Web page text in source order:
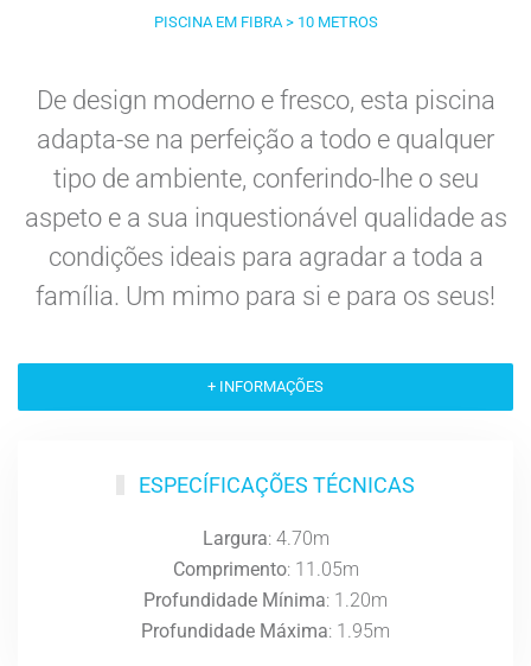
PISCINA EM FIBRA > 10 METROS
De design moderno e fresco, esta piscina
adapta-se na perfeição a todo e qualquer
tipo de ambiente, conferindo-lhe o seu
aspeto e a sua inquestionável qualidade as
condições ideais para agradar a toda a
família. Um mimo para si e para os seus!
+ INFORMAÇÕES
ESPECÍFICAÇÕES TÉCNICAS
Largura: 4.70m
Comprimento: 11.05m
Profundidade Mínima: 1.20m
Profundidade Máxima: 1.95m